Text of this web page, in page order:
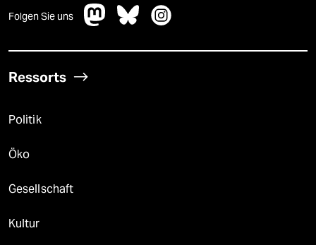
Folgen Sie uns
Ressorts
Politik
Öko
Gesellschaft
Kultur